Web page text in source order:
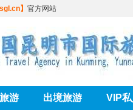
】 官方网站
游 出境旅游 VIP